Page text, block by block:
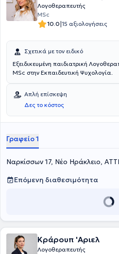
Λογοθεραπευτής
MSc
10.0|15 αξιολογήσεις
Σχετικά με τον ειδικό
Εξειδικευμένη παιδιατρική
MSc στην Εκπαιδευτική Ψυχολογία.
Απλή επίσκεψη
Δες το κόστος
Γραφείο 1
Ναρκίσσων 17, Νέο Ηράκλειο,
Επόμενη διαθεσιμότητα
Κράρουπ 'Αριελ
Λογοθεραπευτής